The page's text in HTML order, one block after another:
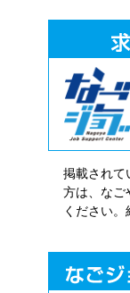
掲載されて
方は、なご
ください。